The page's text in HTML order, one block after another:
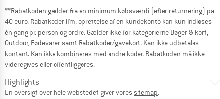
**Rabatkoden gælder fra en minimum købsværdi (efter returnering) på
40 euro. Rabatkoder ifm. oprettelse af en kundekonto kan kun indløses
én gang pr. person og ordre. Gælder ikke for kategorierne Bøger & kort,
Outdoor, Fødevarer samt Rabatkoder/gavekort. Kan ikke udbetales
kontant. Kan ikke kombineres med andre koder. Rabatkoden må ikke
videregives eller offentliggøres.
Highlights
En oversigt over hele webstedet giver voressitemap.